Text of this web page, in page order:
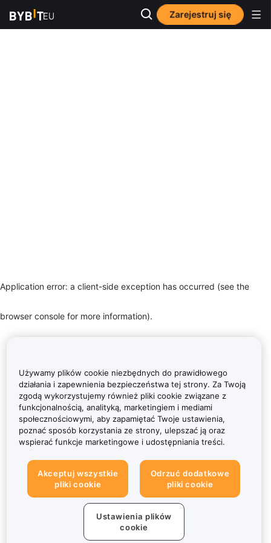
Zarejestruj się
Application error: a client-side exception has occurred (see the
browser console for more information).
Używamy plików cookie niezbędnych do prawidłowego
działania i zapewnienia bezpieczeństwa tej strony. Za Twoją
zgodą wykorzystujemy również pliki cookie związane z
funkcjonalnością, analityką, marketingiem i mediami
społecznościowymi, aby zapamiętać Twoje ustawienia,
poznać sposób korzystania ze strony, ulepszać ją oraz
wspierać funkcje marketingowe i udostępniania treści.
Akceptuj wszystkie
pliki cookie
Odrzuć dodatkowe
pliki cookie
Ustawienia plików
cookie